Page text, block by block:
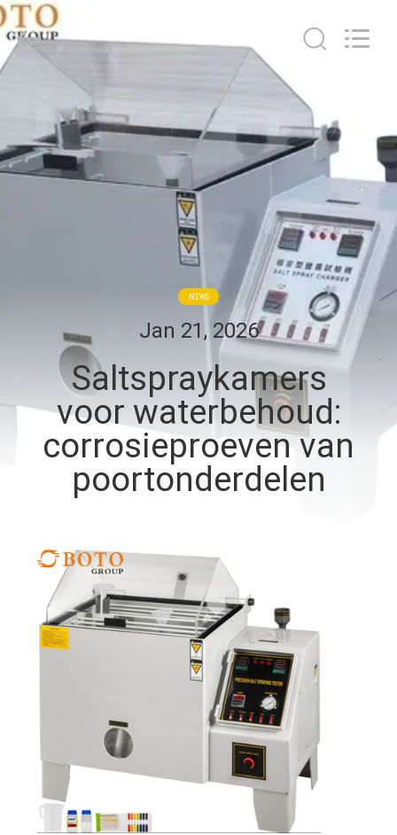
PRODUCTEN
KWALITEITSCONTROLE
CONTACTEER
ONS
VERZOEK
CITAAT
SITEMAP
BOTO
GROUP
LTD.
All
Rights
Reserved.
NEWS
Jan 21, 2026
Saltspraykamers
voor waterbehoud:
corrosieproeven van
poortonderdelen